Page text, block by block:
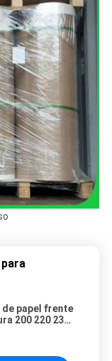
de papel frente
200 220 230